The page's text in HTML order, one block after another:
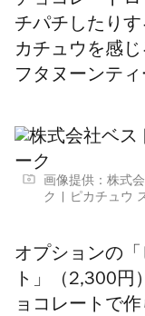
チパチしたり
カチュウを感
フタヌーンテ
画像提供：株式
ク
ピカチュウ
オプションの
ト」（2,300円
ョコレートで